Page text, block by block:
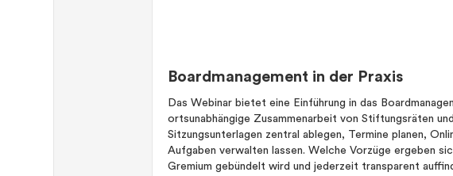
Boardmanagement in der Praxis
Das Webinar bietet eine Einführung in das
ortsunabhängige Zusammenarbeit von Stiftungsräten
Sitzungsunterlagen zentral ablegen, Termine planen,
Aufgaben verwalten lassen. Welche Vorzüge ergeben
Gremium gebündelt wird und jederzeit transparent